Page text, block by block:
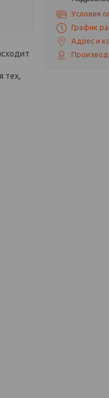
тех,
Условия
График
Адрес и